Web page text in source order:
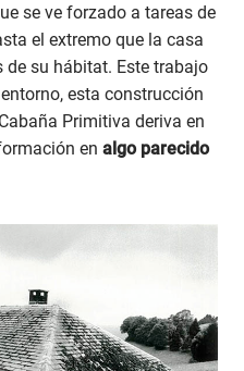
se ve forzado a tareas de
el extremo que la casa
de su hábitat. Este trabajo
esta construcción
Primitiva deriva en
en algo parecido